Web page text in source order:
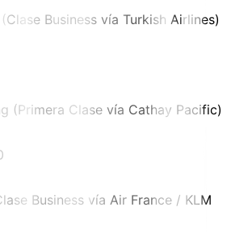
Business vía Turkish Airlines)
(Primera Clase vía Cathay Pacific)
Business vía Air France / KLM